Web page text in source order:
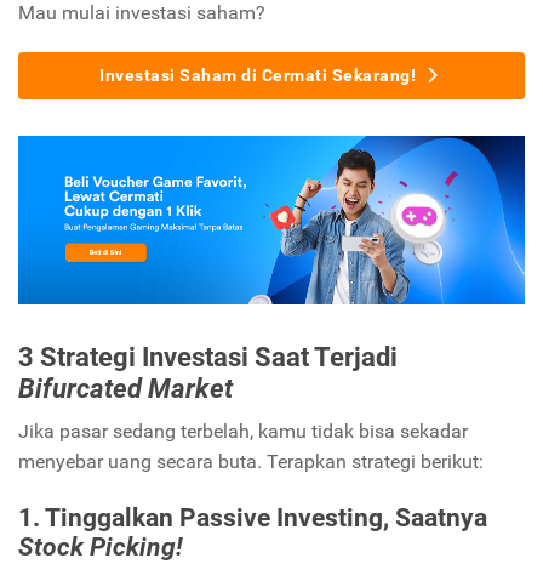
Mau mulai investasi saham?
Investasi Saham di Cermati Sekarang!
3 Strategi Investasi Saat Terjadi
Bifurcated Market
Jika pasar sedang terbelah, kamu tidak bisa sekadar
menyebar uang secara buta. Terapkan strategi berikut:
1. Tinggalkan Passive Investing, Saatnya
Stock Picking!